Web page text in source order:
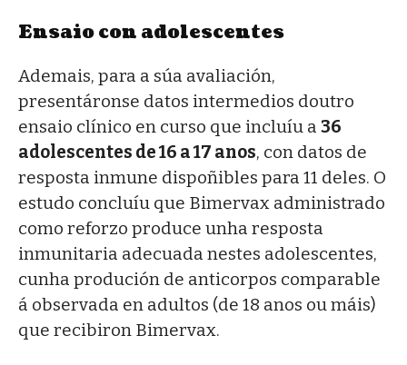
Ensaio con adolescentes
Ademais, para a súa avaliación,
presentáronse datos intermedios doutro
ensaio clínico en curso que incluíu a 36
adolescentes de 16 a 17 anos, con datos de
resposta inmune dispoñibles para 11 deles. O
estudo concluíu que Bimervax administrado
como reforzo produce unha resposta
inmunitaria adecuada nestes adolescentes,
cunha produción de anticorpos comparable
á observada en adultos (de 18 anos ou máis)
que recibiron Bimervax.